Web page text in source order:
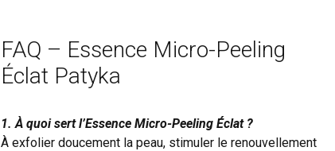
FAQ – Essence Micro-Peeling
Éclat Patyka
1. À quoi sert l’Essence Micro-Peeling Éclat ?
À exfolier doucement la peau, stimuler le renouvellement